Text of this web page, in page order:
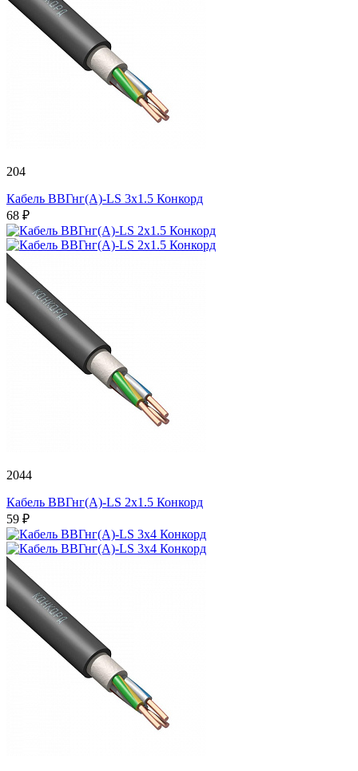
204
Кабель ВВГнг(А)-LS 3х1.5 Конкорд
68 ₽
2044
Кабель ВВГнг(А)-LS 2х1.5 Конкорд
59 ₽